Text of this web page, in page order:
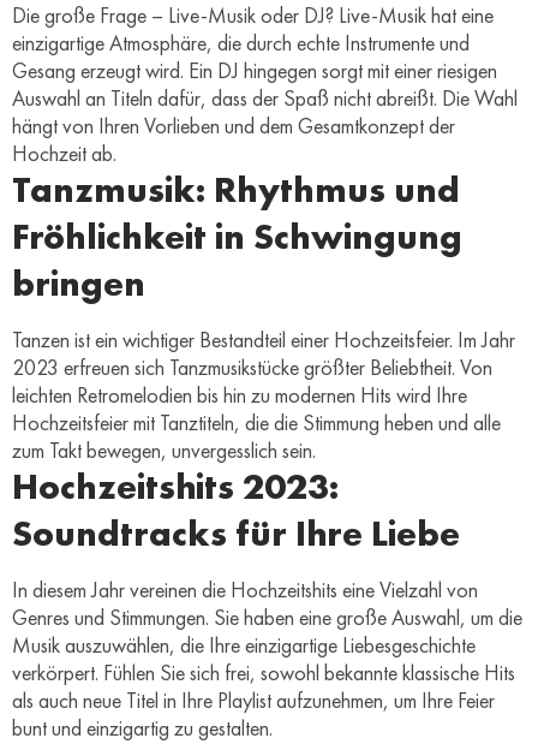
Die große Frage – Live-Musik oder DJ? Live-Musik hat eine
einzigartige Atmosphäre, die durch echte Instrumente und
Gesang erzeugt wird. Ein DJ hingegen sorgt mit einer riesigen
Auswahl an Titeln dafür, dass der Spaß nicht abreißt. Die Wahl
hängt von Ihren Vorlieben und dem Gesamtkonzept der
Hochzeit ab.
Tanzmusik: Rhythmus und
Fröhlichkeit in Schwingung
bringen
Tanzen ist ein wichtiger Bestandteil einer Hochzeitsfeier. Im Jahr
2023 erfreuen sich Tanzmusikstücke größter Beliebtheit. Von
leichten Retromelodien bis hin zu modernen Hits wird Ihre
Hochzeitsfeier mit Tanztiteln, die die Stimmung heben und alle
zum Takt bewegen, unvergesslich sein.
Hochzeitshits 2023:
Soundtracks für Ihre Liebe
In diesem Jahr vereinen die Hochzeitshits eine Vielzahl von
Genres und Stimmungen. Sie haben eine große Auswahl, um die
Musik auszuwählen, die Ihre einzigartige Liebesgeschichte
verkörpert. Fühlen Sie sich frei, sowohl bekannte klassische Hits
als auch neue Titel in Ihre Playlist aufzunehmen, um Ihre Feier
bunt und einzigartig zu gestalten.